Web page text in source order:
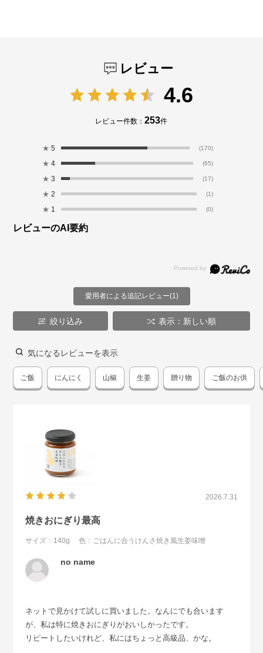
レビュー
4.6
レビュー件数：253件
★ 5 (170)
★ 4 (65)
★ 3 (17)
★ 2 (1)
★ 1 (0)
レビューのAI要約
愛用者による追記レビュー(1)
絞り込み 表示：新しい順
気になるレビューを表示
ご飯 にんにく 山椒 生姜 贈り物 ご飯のお供
2026.7.31
焼きおにぎり最高
サイズ：140g 色：ごはんに合うけんさ焼き風生姜味噌
no name
ネットで見かけて試しに買いました。なんにでも合います
が、私は特に焼きおにぎりがおいしかったです。
リピートしたいけれど、私にはちょっと高級品、かな。